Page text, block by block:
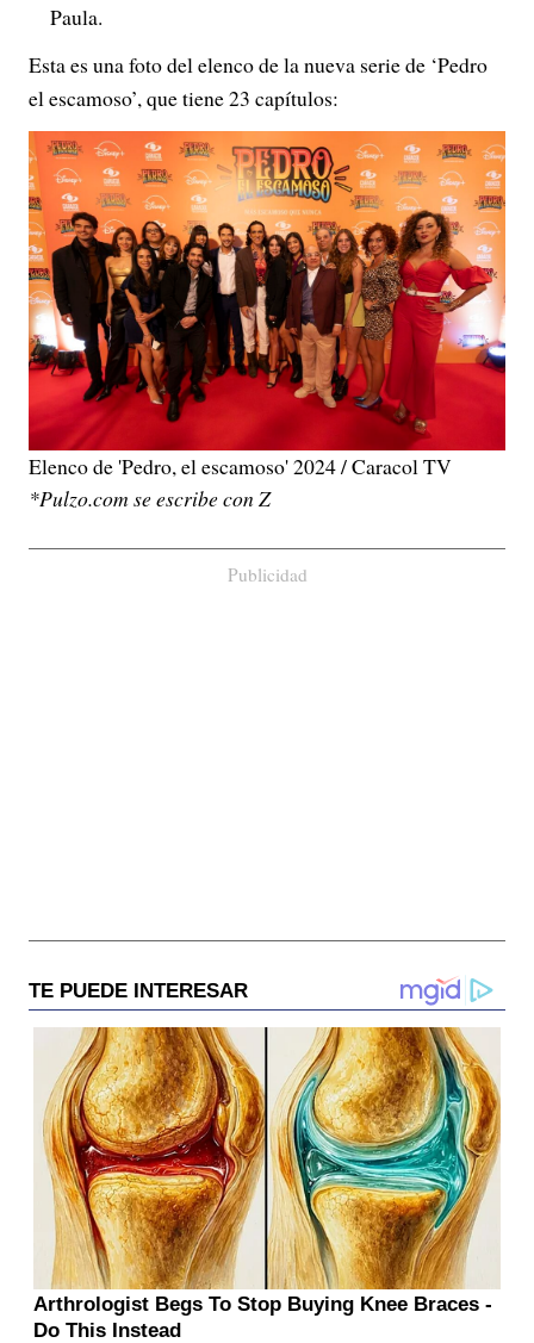
Paula.
Esta es una foto del elenco de la nueva serie de ‘Pedro
el escamoso’, que tiene 23 capítulos:
Elenco de 'Pedro, el escamoso' 2024 / Caracol TV
*Pulzo.com se escribe con Z
Publicidad